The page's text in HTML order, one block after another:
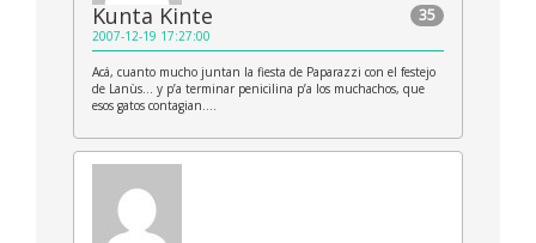
35
Kunta Kinte
2007-12-19 17:27:00
Acá, cuanto mucho juntan la fiesta de Paparazzi con el festejo
de Lanùs… y p’a terminar penicilina p’a los muchachos, que
esos gatos contagian….